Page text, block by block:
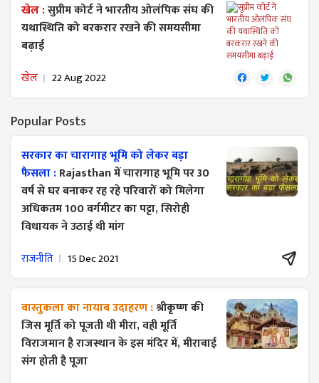
खेल :सुप्रीम कोर्ट ने भारतीय ओलंपिक संघ की
यथास्थिति को बरकरार रखने की समयसीमा
बढ़ाई
खेल 22 Aug 2022
Popular Posts
सरकार का चारागाह भूमि को लेकर बड़ा
फैसला :Rajasthan में चारागाह भूमि पर 30
वर्ष से घर बनाकर रह रहे परिवारों को मिलेगा
अधिकतम 100 वर्गमीटर का पट्टा, सिरोही
विधायक ने उठाई थी मांग
राजनीति 15 Dec 2021
वास्तुकला का नायाब उदाहरण :श्रीकृष्ण की
जिस मूर्ति को पूजती थी मीरा, वही मूर्ति
विराजमान है राजस्थान के इस मंदिर में, मीराबाई
संग होती है पूजा